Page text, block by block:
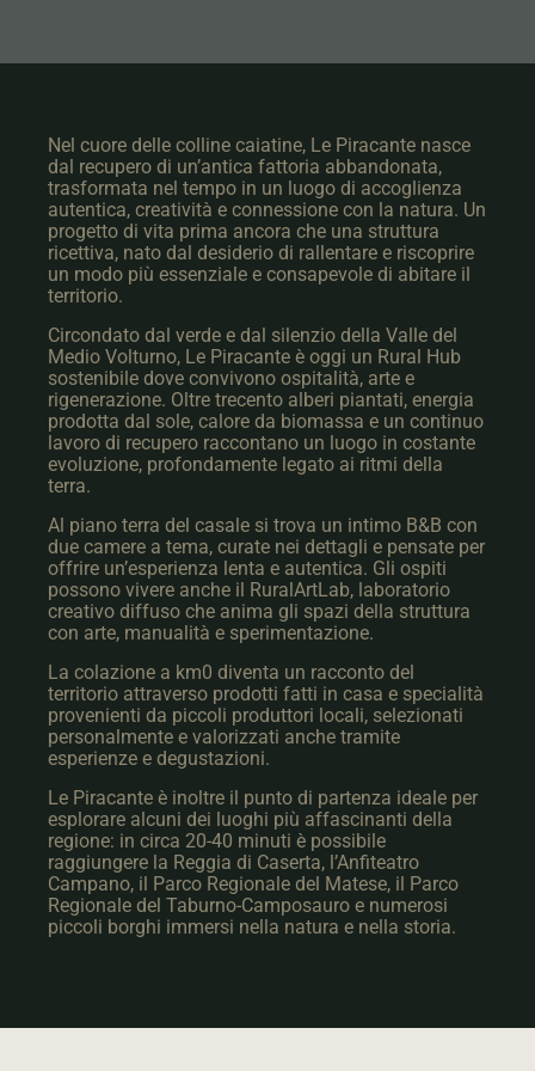
Nel cuore delle colline caiatine, Le Piracante nasce
dal recupero di un’antica fattoria abbandonata,
trasformata nel tempo in un luogo di accoglienza
autentica, creatività e connessione con la natura. Un
progetto di vita prima ancora che una struttura
ricettiva, nato dal desiderio di rallentare e riscoprire
un modo più essenziale e consapevole di abitare il
territorio.
Circondato dal verde e dal silenzio della Valle del
Medio Volturno, Le Piracante è oggi un Rural Hub
sostenibile dove convivono ospitalità, arte e
rigenerazione. Oltre trecento alberi piantati, energia
prodotta dal sole, calore da biomassa e un continuo
lavoro di recupero raccontano un luogo in costante
evoluzione, profondamente legato ai ritmi della
terra.
Al piano terra del casale si trova un intimo B&B con
due camere a tema, curate nei dettagli e pensate per
offrire un’esperienza lenta e autentica. Gli ospiti
possono vivere anche il RuralArtLab, laboratorio
creativo diffuso che anima gli spazi della struttura
con arte, manualità e sperimentazione.
La colazione a km0 diventa un racconto del
territorio attraverso prodotti fatti in casa e specialità
provenienti da piccoli produttori locali, selezionati
personalmente e valorizzati anche tramite
esperienze e degustazioni.
Le Piracante è inoltre il punto di partenza ideale per
esplorare alcuni dei luoghi più affascinanti della
regione: in circa 20-40 minuti è possibile
raggiungere la Reggia di Caserta, l’Anfiteatro
Campano, il Parco Regionale del Matese, il Parco
Regionale del Taburno-Camposauro e numerosi
piccoli borghi immersi nella natura e nella storia.